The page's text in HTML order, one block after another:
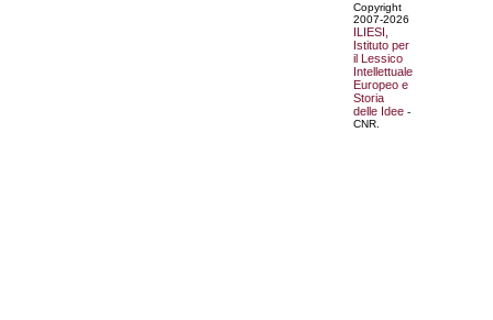
Copyright
2007-2026
ILIESI,
Istituto per
il Lessico
Intellettuale
Europeo e
Storia
delle Idee -
CNR.